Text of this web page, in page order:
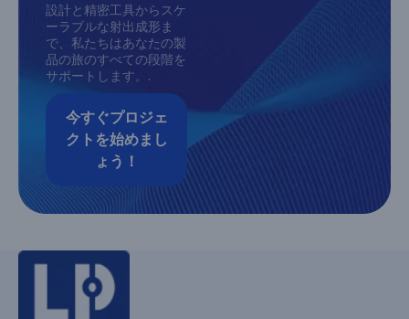
設計と精密工具からスケ
ーラブルな射出成形ま
で、私たちはあなたの製
品の旅のすべての段階を
サポートします。.
今すぐプロジェ
クトを始めまし
ょう！